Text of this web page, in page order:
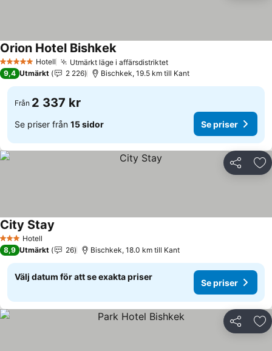
5 Stjärnor Hotell Utmärkt läge i affärsdistriktetSe priser
Orion Hotel BishkekSe priser
9,4 Utmärkt 2 226 Bischkek, 19.5 km till Kant
Från 2 337 kr
Se priser från 15 sidor Se priser
Dela
3 StjärnorHotell
City Stay
8,9 Utmärkt 26 Bischkek, 18.0 km till Kant
Välj datum för att se exakta priser
Se priser
Dela